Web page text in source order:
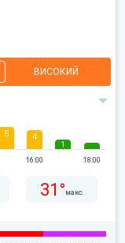
ВИСОКИЙ
5 4
16:00
1
18:00
31° макс.